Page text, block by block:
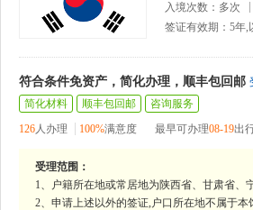
入境次数：多次
签证有效期：5年,
符合条件免资产，简化办理，顺丰包回邮
简化材料
顺丰包回邮
咨询服务
126人办理 100%满意度 最早可办理08-19出
受理范围：
1、户籍所在地或常居地为陕西省、甘肃省、
2、申请上述以外的签证,户口所在地不属于